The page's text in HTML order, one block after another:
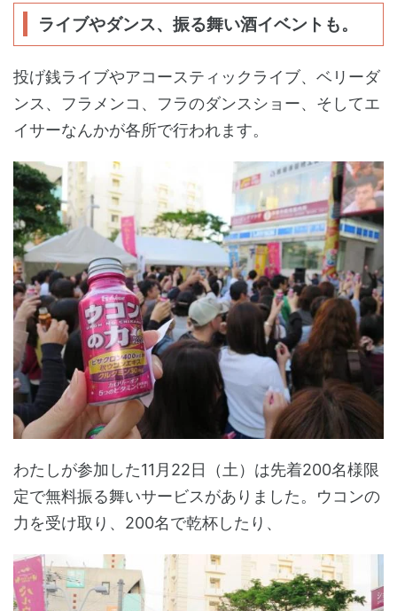
ライブやダンス、振る舞い酒イベントも。
投げ銭ライブやアコースティックライブ、ベリーダ
ンス、フラメンコ、フラのダンスショー、そしてエ
イサーなんかが各所で行われます。
わたしが参加した11月22日（土）は先着200名様限
定で無料振る舞いサービスがありました。ウコンの
力を受け取り、200名で乾杯したり、